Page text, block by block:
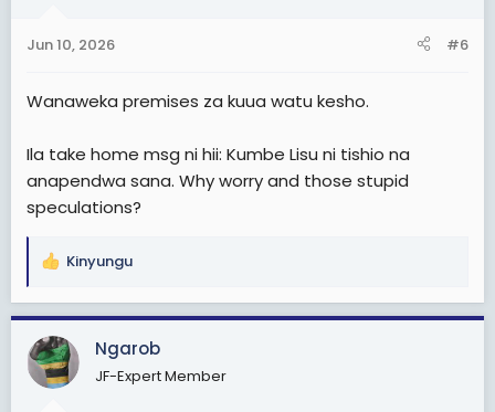
s
Jun 10, 2026 #6
Wanaweka premises za kuua watu kesho.
Ila take home msg ni hii: Kumbe Lisu ni tishio na
anapendwa sana. Why worry and those stupid
speculations?
R
a
c
t
i
Kinyungu
Ngarob
JF-Expert Member